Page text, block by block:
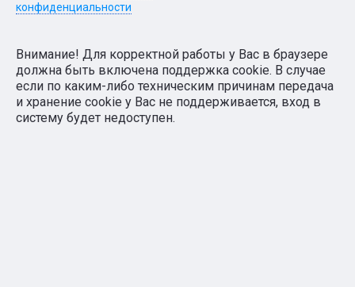
конфиденциальности
Внимание! Для корректной работы у Вас в браузере
должна быть включена поддержка cookie. В случае
если по каким-либо техническим причинам передача
и хранение cookie у Вас не поддерживается, вход в
систему будет недоступен.